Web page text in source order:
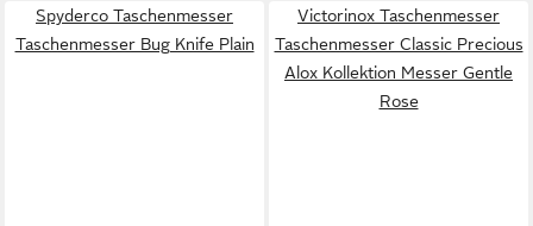
Spyderco Taschenmesser
Taschenmesser Bug Knife Plain
Victorinox Taschenmesser
Taschenmesser Classic Precious
Alox Kollektion Messer Gentle
Rose